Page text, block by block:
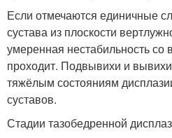
Если отмечаются единичные
сустава из плоскости
умеренная нестабильность со
проходит. Подвывихи и
тяжёлым состояниям
суставов.
Стадии тазобедренной